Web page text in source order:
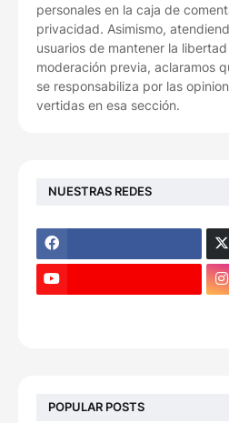
personales en la caja de
privacidad. Asimismo,
usuarios de mantener la
moderación previa, aclaramos
se responsabiliza por las
vertidas en esa sección.
NUESTRAS REDES
POPULAR POSTS